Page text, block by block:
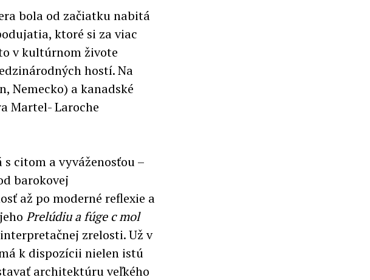
bola od začiatku nabitá
ktoré si za viac
v kultúrnom živote
hostí. Na
Nemecko) a kanadské
Martel- Laroche
citom a vyváženosťou –
barokovej
až po moderné reflexie a
Prelúdiu a fúge c mol
zrelosti. Už v
k dispozícii nielen istú
architektúru veľkého